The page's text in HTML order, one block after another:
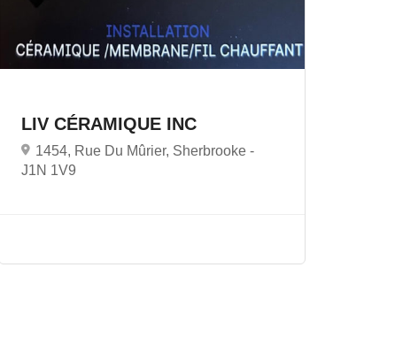
LIV CÉRAMIQUE INC
1454, Rue Du Mûrier, Sherbrooke -
J1N 1V9